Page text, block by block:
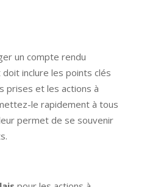
un compte rendu
inclure les points clés
prises et les actions à
le rapidement à tous
permet de se souvenir